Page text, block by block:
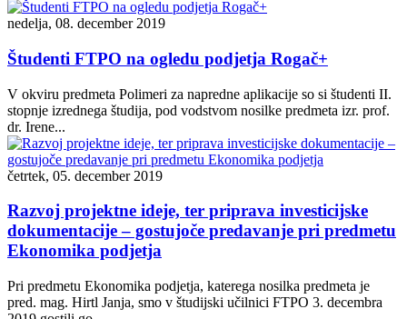
nedelja, 08. december 2019
Študenti FTPO na ogledu podjetja Rogač+
V okviru predmeta Polimeri za napredne aplikacije so si študenti II.
stopnje izrednega študija, pod vodstvom nosilke predmeta izr. prof.
dr. Irene...
četrtek, 05. december 2019
Razvoj projektne ideje, ter priprava investicijske
dokumentacije – gostujoče predavanje pri predmetu
Ekonomika podjetja
Pri predmetu Ekonomika podjetja, katerega nosilka predmeta je
pred. mag. Hirtl Janja, smo v študijski učilnici FTPO 3. decembra